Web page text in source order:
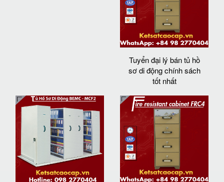
Tuyển đại lý bán tủ hồ
sơ di động chính sách
tốt nhất